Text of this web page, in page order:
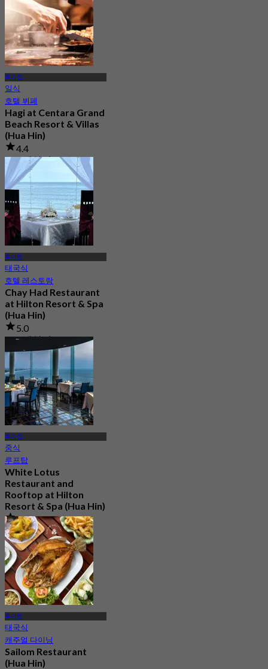
에서฿ 615
후아힌
일식
호텔 뷔페
Hagi at Centara Grand
Beach Resort & Villas
(Hua Hin)
4.4
124 예약됨
에서฿ 747.5
후아힌
태국식
호텔 레스토랑
Chay Had Restaurant
at Hilton Resort & Spa
(Hua Hin)
5.0
118 예약됨
에서฿ 2,250
후아힌
중식
루프탑
White Lotus
Restaurant and
Rooftop at Hilton
Resort & Spa (Hua Hin)
4.9
3.3K 예약됨
에서฿ 700
후아힌
태국식
캐주얼 다이닝
Sailom Restaurant
(Hua Hin)